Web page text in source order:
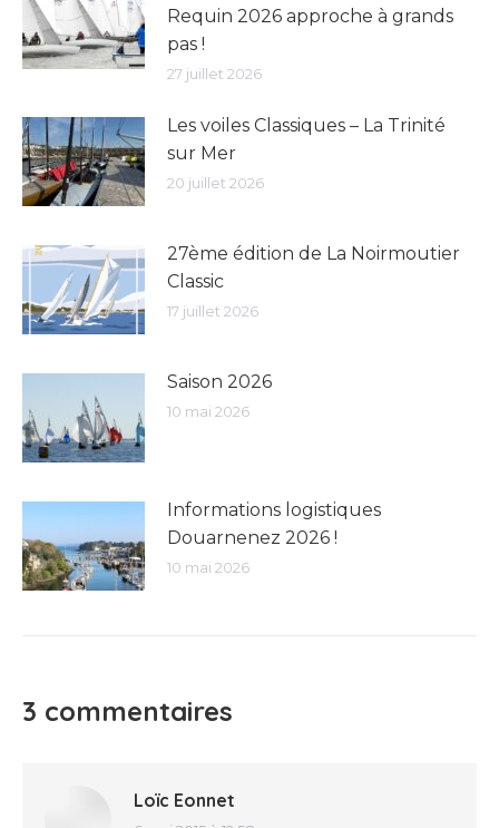
Requin 2026 approche à grands
pas !
27 juillet 2026
Les voiles Classiques – La Trinité
sur Mer
20 juillet 2026
27ème édition de La Noirmoutier
Classic
17 juillet 2026
Saison 2026
10 mai 2026
Informations logistiques
Douarnenez 2026 !
10 mai 2026
3 commentaires
Loïc Eonnet